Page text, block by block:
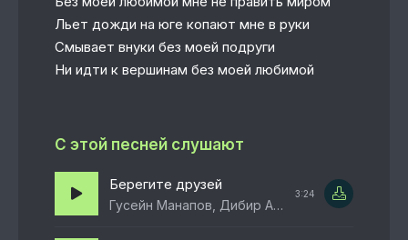
Льет дожди на юге копают мне в руки
Смывает внуки без моей подруги
Ни идти к вершинам без моей любимой
С этой песней слушают
Берегите друзей
Гусейн Манапов, Дибир Абаев
3:24